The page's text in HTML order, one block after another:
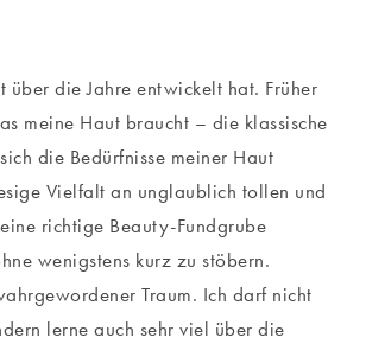
über die Jahre entwickelt hat. Früher
meine Haut braucht – die klassische
die Bedürfnisse meiner Haut
Vielfalt an unglaublich tollen und
richtige Beauty-Fundgrube
wenigstens kurz zu stöbern.
Traum. Ich darf nicht
lerne auch sehr viel über die